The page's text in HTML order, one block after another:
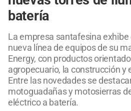
batería
La empresa santafesina
nueva línea de equipos de su
Energy, con productos
agropecuario, la construcción y
Entre las novedades se
motoguadañas y motosierras
eléctrico a batería.